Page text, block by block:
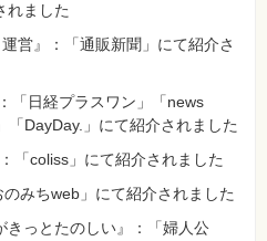
れました
営』：「通販新聞」にて紹介さ
「日経プラスワン」「news
DayDay.」にて紹介されました
「coliss」にて紹介されました
のみちweb」にて紹介されました
きっとたのしい』：「婦人公